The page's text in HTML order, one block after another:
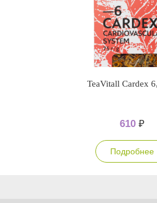
TeaVitall Cardex
610 ₽
Подробнее